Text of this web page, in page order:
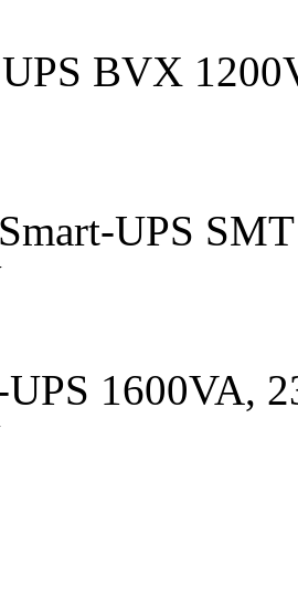
BVX
UPS
1600VA,